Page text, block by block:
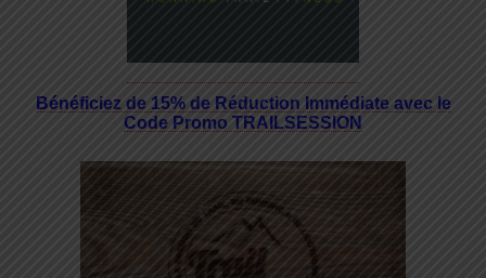
Bénéficiez de 15% de Réduction Immédiate avec le
Code Promo TRAILSESSION